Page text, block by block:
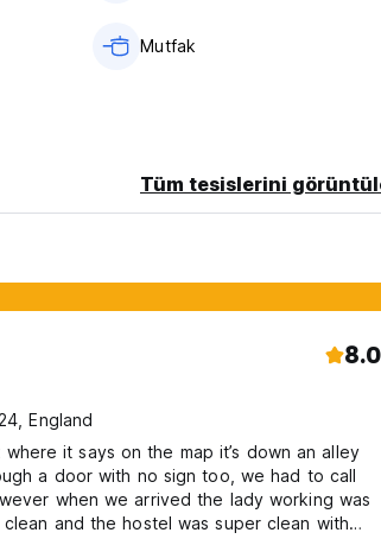
Mutfak
Tüm tesislerini
8.0
England
it says on the map it’s down an alley
a door with no sign too, we had to call
when we arrived the lady working was
and the hostel was super clean with